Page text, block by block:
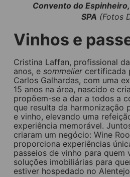
Convento do
SPA (Fotos
Vinhos e
Cristina Laffan, profissional
anos, esommeliercertificada
Carlos Galhardas, com uma
15 anos na área, nascido e
propõem-se a dar a todos a
que resulta da harmonização
e vinho, elevando uma
experiência memorável.
criaram um negócio: Wine
proporciona experiências
passeios de vinho para quem
soluções imobiliárias para
estiver hospedado no